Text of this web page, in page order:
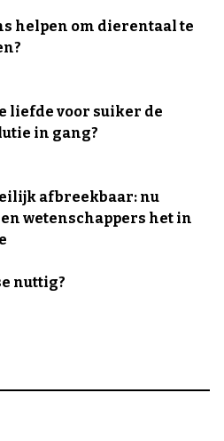
helpen om dierentaal te
liefde voor suiker de
in gang?
afbreekbaar: nu
wetenschappers het in
nuttig?